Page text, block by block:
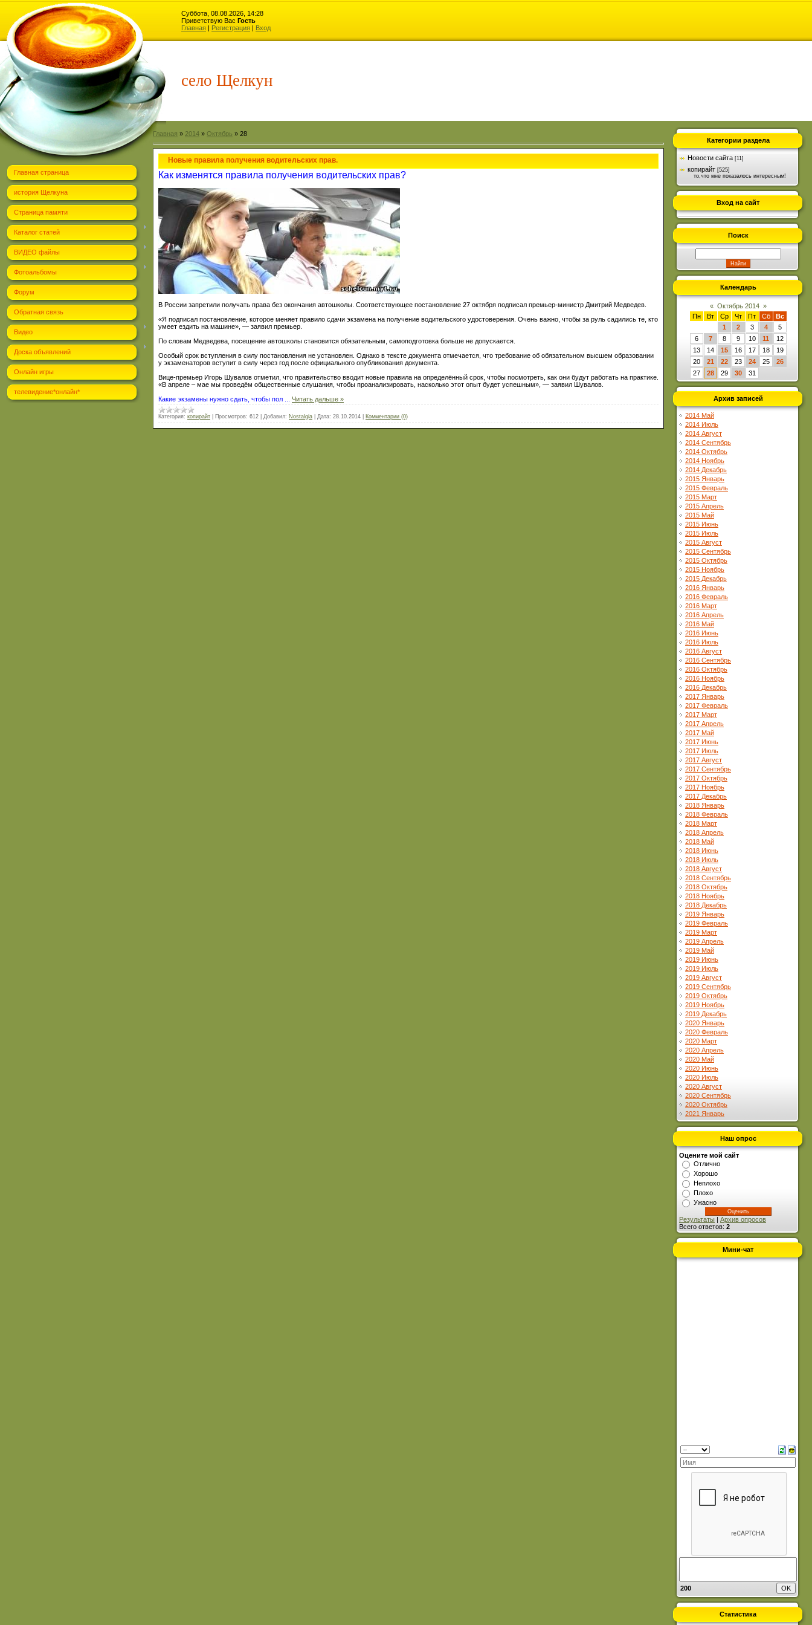
Суббота, 08.08.2026, 14:28
Приветствую Вас Гость
Главная | Регистрация | Вход
село Щелкун
Главная страница
история Щелкуна
Страница памяти
Каталог статей
ВИДЕО файлы
Фотоальбомы
Форум
Обратная связь
Видео
Доска объявлений
Онлайн игры
телевидение*онлайн*
Главная » 2014 » Октябрь » 28
Новые правила получения водительских прав.
Как изменятся правила получения водительских прав?
В России запретили получать права без окончания автошколы. Соответствующее постановление 27 октября подписал премьер-министр Дмитрий Медведев.
«Я подписал постановление, которое меняет правило сдачи экзамена на получение водительского удостоверения. Очень важно, чтобы за руль садились те, кто
умеет ездить на машине», — заявил премьер.
По словам Медведева, посещение автошколы становится обязательным, самоподготовка больше не допускается.
Особый срок вступления в силу постановления не установлен. Однако в тексте документа отмечается, что требование об обязательном высшем образовании
у экзаменаторов вступит в силу через год после официального опубликования документа.
Вице-премьер Игорь Шувалов отметил, что правительство вводит новые правила на определённый срок, чтобы посмотреть, как они будут работать на практике.
«В апреле – мае мы проведём общественные слушания, чтобы проанализировать, насколько этот опыт будет успешным», — заявил Шувалов.
Какие экзамены нужно сдать, чтобы пол
Читать дальше »
Категория: копирайт Просмотров: 612 Добавил: Nostalgia Дата: 28.10.2014 Комментарии (0)
Категории раздела
Новости сайта [11]
копирайт [525]
то,что мне показалось интересным!
Вход на сайт
Поиск
Календарь
« Октябрь 2014 »
Пн
Вт Ср Чт Пт Сб
Вс
1
2 3 4
5
6
7 8 9 10 11
12
13
14 15 16 17 18
19
20
21 22 23 24 25
26
27
28 29 30 31
Архив записей
2014 Май
2014 Июль
2014 Август
2014 Сентябрь
2014 Октябрь
2014 Ноябрь
2014 Декабрь
2015 Январь
2015 Февраль
2015 Март
2015 Апрель
2015 Май
2015 Июнь
2015 Июль
2015 Август
2015 Сентябрь
2015 Октябрь
2015 Ноябрь
2015 Декабрь
2016 Январь
2016 Февраль
2016 Март
2016 Апрель
2016 Май
2016 Июнь
2016 Июль
2016 Август
2016 Сентябрь
2016 Октябрь
2016 Ноябрь
2016 Декабрь
2017 Январь
2017 Февраль
2017 Март
2017 Апрель
2017 Май
2017 Июнь
2017 Июль
2017 Август
2017 Сентябрь
2017 Октябрь
2017 Ноябрь
2017 Декабрь
2018 Январь
2018 Февраль
2018 Март
2018 Апрель
2018 Май
2018 Июнь
2018 Июль
2018 Август
2018 Сентябрь
2018 Октябрь
2018 Ноябрь
2018 Декабрь
2019 Январь
2019 Февраль
2019 Март
2019 Апрель
2019 Май
2019 Июнь
2019 Июль
2019 Август
2019 Сентябрь
2019 Октябрь
2019 Ноябрь
2019 Декабрь
2020 Январь
2020 Февраль
2020 Март
2020 Апрель
2020 Май
2020 Июнь
2020 Июль
2020 Август
2020 Сентябрь
2020 Октябрь
2021 Январь
Наш опрос
Оцените мой сайт
Отлично
Хорошо
Неплохо
Плохо
Ужасно
Результаты | Архив опросов
Всего ответов: 2
Мини-чат
200
Статистика